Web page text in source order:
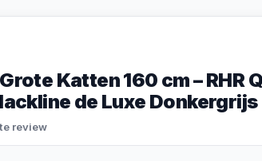
Katten 160 cm – RHR
de Luxe Donkergrijs
review